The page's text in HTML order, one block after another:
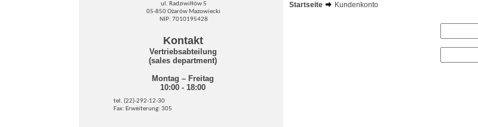
ul. Radziwiłłów 5
05-850 Ożarów Mazowiecki
NIP: 7010195428
Kontakt
Vertriebsabteilung
(sales department)
Montag – Freitag
10:00 - 18:00
tel. (22)-292-12-30
Fax: Erweiterung: 305
Startseite
Kundenkonto